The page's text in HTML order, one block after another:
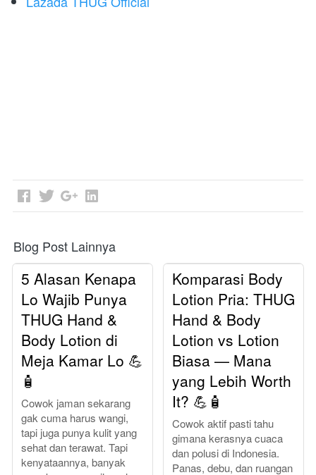
Blog Post Lainnya
5 Alasan Kenapa
Lo Wajib Punya
THUG Hand &
Body Lotion di
Meja Kamar Lo 💪
🧴
Cowok jaman sekarang
gak cuma harus wangi,
tapi juga punya kulit yang
sehat dan terawat. Tapi
kenyataannya, banyak
Komparasi Body
Lotion Pria: THUG
Hand & Body
Lotion vs Lotion
Biasa — Mana
yang Lebih Worth
It? 💪🧴
Cowok aktif pasti tahu
gimana kerasnya cuaca
dan polusi di Indonesia.
Panas, debu, dan ruangan